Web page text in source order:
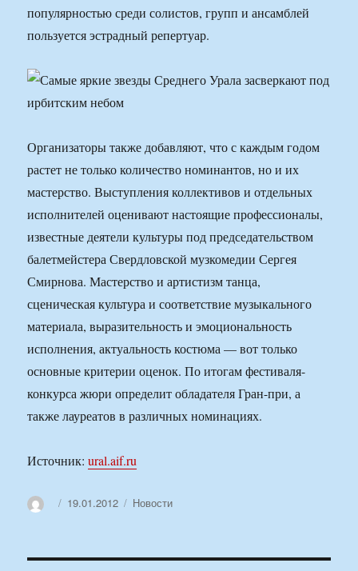
популярностью среди солистов, групп и ансамблей
пользуется эстрадный репертуар.
Организаторы также добавляют, что с каждым годом
растет не только количество номинантов, но и их
мастерство. Выступления коллективов и отдельных
исполнителей оценивают настоящие профессионалы,
известные деятели культуры под председательством
балетмейстера Свердловской музкомедии Сергея
Смирнова. Мастерство и артистизм танца,
сценическая культура и соответствие музыкального
материала, выразительность и эмоциональность
исполнения, актуальность костюма — вот только
основные критерии оценок. По итогам фестиваля-
конкурса жюри определит обладателя Гран-при, а
также лауреатов в различных номинациях.
Источник:ural.aif.ru
АвторОпубликовано
19.01.2012 Рубрики
Новости